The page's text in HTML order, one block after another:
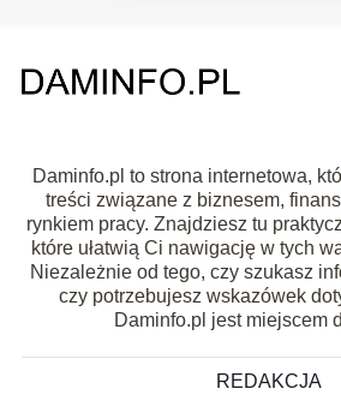
Daminfo.pl to strona internetowa,
treści związane z biznesem,
rynkiem pracy. Znajdziesz tu
które ułatwią Ci nawigację w tych
Niezależnie od tego, czy szukasz
czy potrzebujesz wskazówek
Daminfo.pl jest miejscem
REDAKCJA